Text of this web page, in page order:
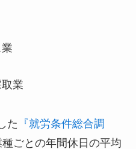
業
た 『就労条件総合調
ごとの年間休日の平均